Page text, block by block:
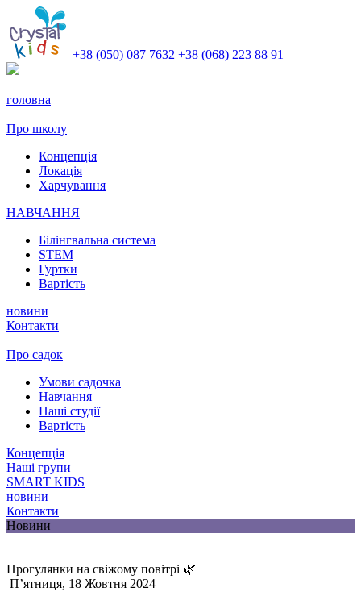
+38 (050) 087 7632 +38 (068) 223 88 91
головна
Про школу
Концепція
Локація
Харчування
НАВЧАННЯ
Білінгвальна система
STEM
Гуртки
Вартість
новини
Контакти
Про садок
Умови садочка
Навчання
Наші студії
Вартість
Концепція
Наші групи
SMART KIDS
новини
Контакти
Новини
Прогулянки на свіжому повітрі 🌿
П’ятниця, 18 Жовтня 2024